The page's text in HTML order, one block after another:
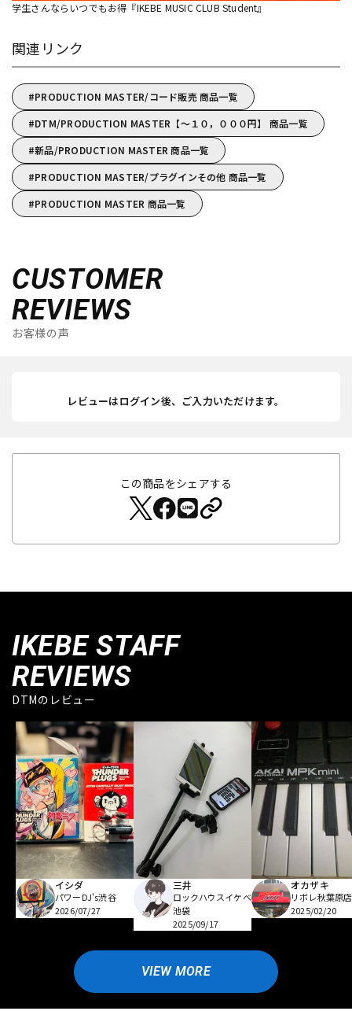
学生さんならいつでもお得『IKEBE MUSIC CLUB Student』
関連リンク
PRODUCTION MASTER/コード販売 商品一覧
DTM/PRODUCTION MASTER【～１０，０００円】 商品一覧
新品/PRODUCTION MASTER 商品一覧
PRODUCTION MASTER/プラグインその他 商品一覧
PRODUCTION MASTER 商品一覧
CUSTOMER
REVIEWS
お客様の声
レビューはログイン後、ご入力いただけます。
この商品をシェアする
IKEBE STAFF
REVIEWS
DTMのレビュー
イシダ
パワーDJ's渋谷
2026/07/27
三井
ロックハウスイケベ
池袋
2025/09/17
オカザキ
リボレ秋葉原店
2025/02/20
VIEW MORE